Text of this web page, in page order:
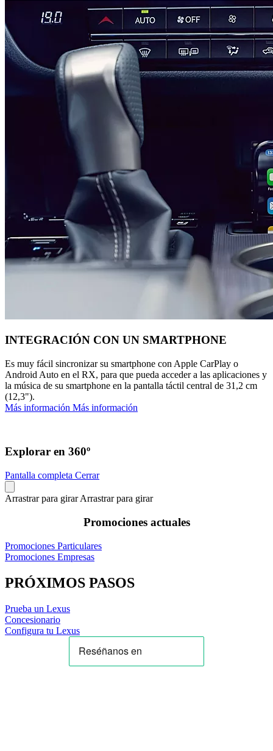
INTEGRACIÓN CON UN SMARTPHONE
Es muy fácil sincronizar su smartphone con Apple CarPlay o
Android Auto en el RX, para que pueda acceder a las aplicaciones y
la música de su smartphone en la pantalla táctil central de 31,2 cm
(12,3").
Más información Más información
Explorar en 360º
Pantalla completa Cerrar
Arrastrar para girarArrastrar para girar
Promociones actuales
Promociones Particulares
Promociones Empresas
PRÓXIMOS PASOS
Prueba un Lexus
Concesionario
Configura tu Lexus